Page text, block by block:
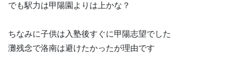
でも駅力は甲陽園よりは上かな？
ちなみに子供は入塾後すぐに甲陽志望でした
灘残念で洛南は避けたかったが理由です